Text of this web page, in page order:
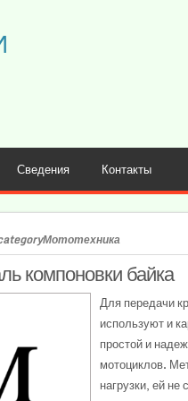
Сведения Контакты
компоновки байка
Для передачи
используют и
простой и
мотоциклов.
нагрузки, ей